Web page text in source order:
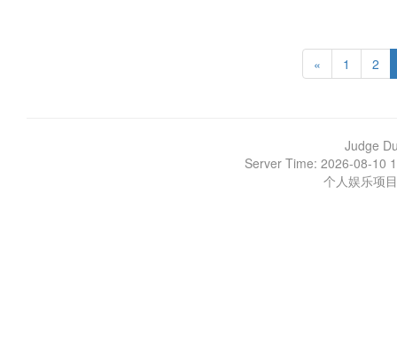
« 1 2
Judge
Server Time: 2026-08-10
个人娱乐项